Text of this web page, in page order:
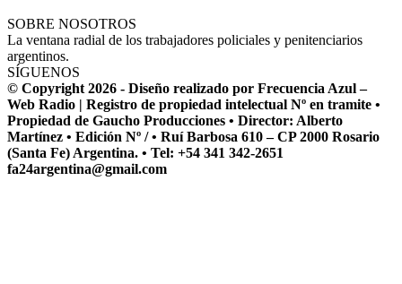
SOBRE NOSOTROS
La ventana radial de los trabajadores policiales y penitenciarios
argentinos.
SÍGUENOS
© Copyright 2026 - Diseño realizado por Frecuencia Azul –
Web Radio | Registro de propiedad intelectual Nº en tramite •
Propiedad de Gaucho Producciones • Director: Alberto
Martínez • Edición Nº / • Ruí Barbosa 610 – CP 2000 Rosario
(Santa Fe) Argentina. • Tel: +54 341 342-2651
fa24argentina@gmail.com